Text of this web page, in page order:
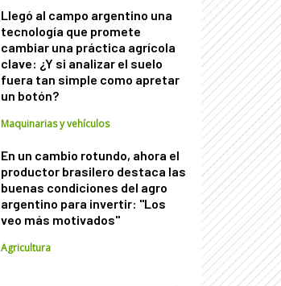
Llegó al campo argentino una
tecnología que promete
cambiar una práctica agrícola
clave: ¿Y si analizar el suelo
fuera tan simple como apretar
un botón?
Maquinarias y vehículos
En un cambio rotundo, ahora el
productor brasilero destaca las
buenas condiciones del agro
argentino para invertir: "Los
veo más motivados"
Agricultura